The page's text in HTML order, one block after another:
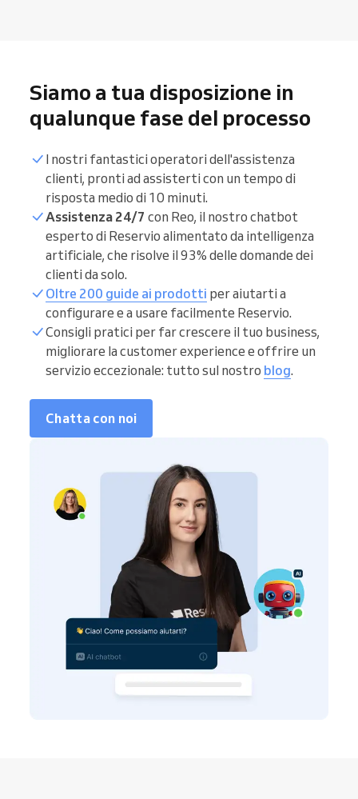
Siamo a tua disposizione in
qualunque fase del processo
I nostri fantastici operatori dell'assistenza
clienti, pronti ad assisterti con un tempo di
risposta medio di 10 minuti.
Assistenza 24/7 con Reo, il nostro chatbot
esperto di Reservio alimentato da intelligenza
artificiale, che risolve il 93% delle domande dei
clienti da solo.
Oltre 200 guide ai prodotti per aiutarti a
configurare e a usare facilmente Reservio.
Consigli pratici per far crescere il tuo business,
migliorare la customer experience e offrire un
servizio eccezionale: tutto sul nostro blog.
Chatta con noi